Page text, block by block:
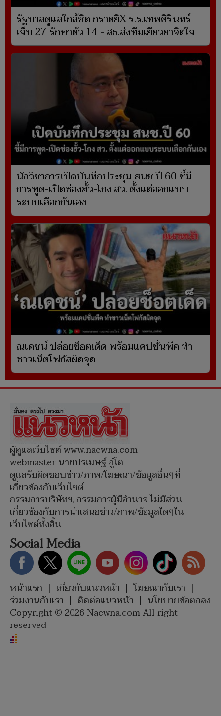
รัฐบาลดูแลใกล้ชิด กราดยิX ร.ร.เทพศิรินทร์
เจ็บ 27 รักษาตัว 14 - สธ.ส่งทีมเยียวยาจิตใจ
นักวิชาการเปิดบันทึกประชุม สนช.ปี 60 ชี้มี
การพูด-เปิดช่องฮั้ว-โกง สว. ตั้งแต่ออกแบบ
ระบบเลือกกันเอง
ณเดชน์ ปล่อยช็อตเด็ด พร้อมแคปชั่นพีค ทำ
ชาวเน็ตโฟกัสผิดจุด
ผู้ดูแลเว็บไซต์ www.naewna.com
webmaster นายปรเมษฐ์ ภู่โต
ดูแลรับผิดชอบข่าว/ภาพ/โฆษณา/ข้อมูลอื่นๆที่
เกี่ยวข้องกับเว็บไซต์
กรรมการบริษัทฯ, กรรมการผู้มีอำนาจ ไม่มีส่วน
เกี่ยวข้องกับการนำเสนอข่าว/ภาพ/ข้อมูลใดๆใน
เว็บไซต์ทั้งสิ้น
Social Media
หน้าแรก | เกี่ยวกับแนวหน้า | โฆษณากับเรา |
ร่วมงานกับเรา | ติดต่อแนวหน้า | นโยบายข้อตกลง
Copyright © 2026 Naewna.com All right
reserved